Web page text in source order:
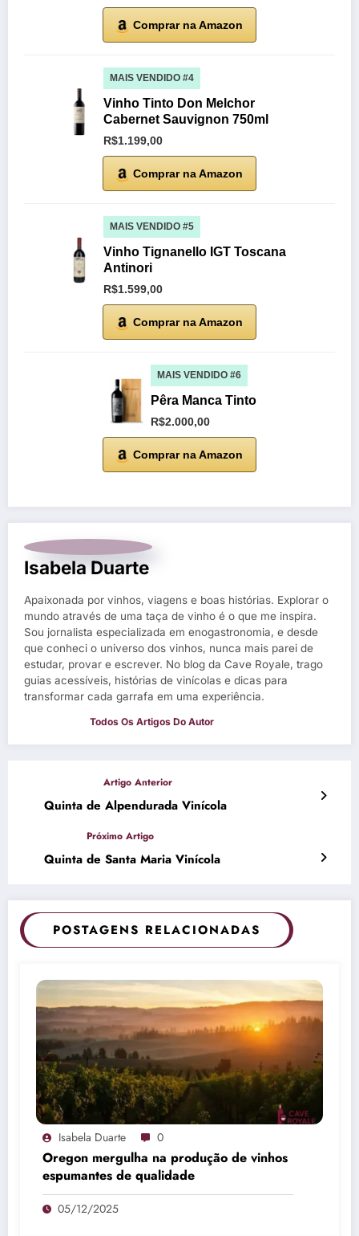
Comprar na Amazon
MAIS VENDIDO #4
Vinho Tinto Don Melchor
Cabernet Sauvignon 750ml
R$1.199,00
Comprar na Amazon
MAIS VENDIDO #5
Vinho Tignanello IGT Toscana
Antinori
R$1.599,00
Comprar na Amazon
MAIS VENDIDO #6
Pêra Manca Tinto
R$2.000,00
Comprar na Amazon
Isabela Duarte
Apaixonada por vinhos, viagens e boas histórias. Explorar o
mundo através de uma taça de vinho é o que me inspira.
Sou jornalista especializada em enogastronomia, e desde
que conheci o universo dos vinhos, nunca mais parei de
estudar, provar e escrever. No blog da Cave Royale, trago
guias acessíveis, histórias de vinícolas e dicas para
transformar cada garrafa em uma experiência.
Quinta de Alpendurada Vinícola
Quinta de Santa Maria Vinícola
POSTAGENS RELACIONADAS
Isabela Duarte 0
Oregon mergulha na produção de vinhos
espumantes de qualidade
05/12/2025